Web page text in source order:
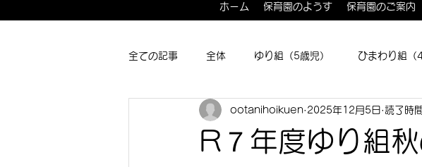
ホーム 保育園のようす 保育園のご案内
全ての記事 全体 ゆり組（5歳児） ひまわり組（4
ひよこ１･２組（0･1歳児） 子育てひろば
R７年度ゆり組
ootanihoikuen 2025年12月5日 読了時